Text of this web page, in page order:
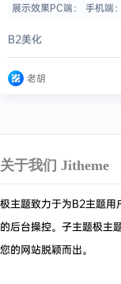
展示效果PC端： 手机
B2美化
老胡
关于我们 Jitheme
极主题致力于为B2主题用
的后台操控。子主题极主
您的网站脱颖而出。